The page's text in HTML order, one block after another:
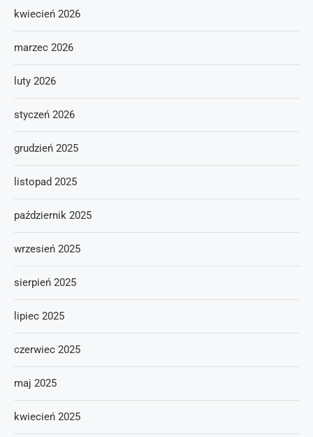
kwiecień 2026
marzec 2026
luty 2026
styczeń 2026
grudzień 2025
listopad 2025
październik 2025
wrzesień 2025
sierpień 2025
lipiec 2025
czerwiec 2025
maj 2025
kwiecień 2025